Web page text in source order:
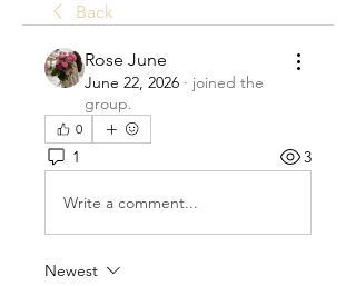
Back
Rose June
June 22, 2026 · joined the
group.
0
1 3
Write a comment...
Newest